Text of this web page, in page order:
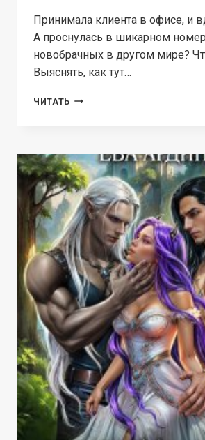
Принимала клиента в офисе, и
А проснулась в шикарном
новобрачных в другом мире?
Выяснять, как тут…
ЧИТАТЬ ОТПУСК
ИЛИ
КАК
ВЫЙТИ
ЗАМУЖ
ЗА
ДЕМОНА